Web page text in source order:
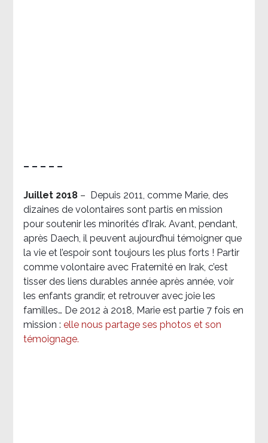
– – – – –
Juillet 2018 –
Depuis 2011, comme Marie, des
dizaines de volontaires sont partis en mission
pour soutenir les minorités d’Irak. Avant, pendant,
après Daech, il peuvent aujourd’hui témoigner que
la vie et l’espoir sont toujours les plus forts ! Partir
comme volontaire avec Fraternité en Irak, c’est
tisser des liens durables année après année, voir
les enfants grandir, et retrouver avec joie les
familles… De 2012 à 2018, Marie est partie 7 fois en
mission : elle nous partage ses photos et son
témoignage.